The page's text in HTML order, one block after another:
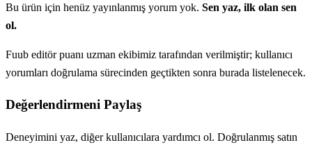
Bu ürün için henüz yayınlanmış yorum yok. Sen yaz, ilk olan sen
ol.
Fuub editör puanı uzman ekibimiz tarafından verilmiştir; kullanıcı
yorumları doğrulama sürecinden geçtikten sonra burada listelenecek.
Değerlendirmeni Paylaş
Deneyimini yaz, diğer kullanıcılara yardımcı ol. Doğrulanmış satın